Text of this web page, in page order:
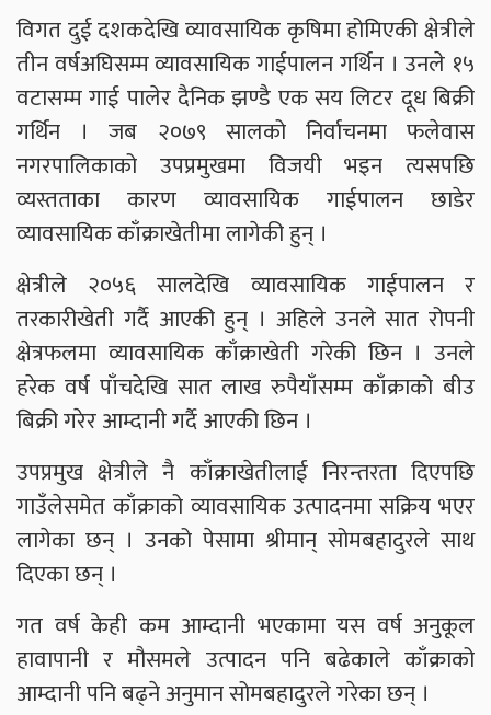
विगत दुई दशकदेखि व्यावसायिक कृषिमा होमिएकी क्षेत्रीले
तीन वर्षअघिसम्म व्यावसायिक गाईपालन गर्थिन । उनले १५
वटासम्म गाई पालेर दैनिक झण्डै एक सय लिटर दूध बिक्री
गर्थिन । जब २०७९ सालको निर्वाचनमा फलेवास
नगरपालिकाको उपप्रमुखमा विजयी भइन त्यसपछि
व्यस्तताका कारण व्यावसायिक गाईपालन छाडेर
व्यावसायिक काँक्राखेतीमा लागेकी हुन् ।
क्षेत्रीले २०५६ सालदेखि व्यावसायिक गाईपालन र
तरकारीखेती गर्दै आएकी हुन् । अहिले उनले सात रोपनी
क्षेत्रफलमा व्यावसायिक काँक्राखेती गरेकी छिन । उनले
हरेक वर्ष पाँचदेखि सात लाख रुपैयाँसम्म काँक्राको बीउ
बिक्री गरेर आम्दानी गर्दै आएकी छिन ।
उपप्रमुख क्षेत्रीले नै काँक्राखेतीलाई निरन्तरता दिएपछि
गाउँलेसमेत काँक्राको व्यावसायिक उत्पादनमा सक्रिय भएर
लागेका छन् । उनको पेसामा श्रीमान् सोमबहादुरले साथ
दिएका छन् ।
गत वर्ष केही कम आम्दानी भएकामा यस वर्ष अनुकूल
हावापानी र मौसमले उत्पादन पनि बढेकाले काँक्राको
आम्दानी पनि बढ्ने अनुमान सोमबहादुरले गरेका छन् ।